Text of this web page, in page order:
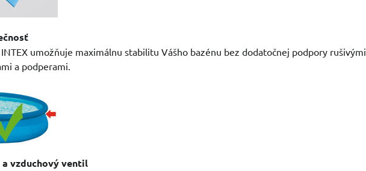
umožňuje maximálnu stabilitu Vášho bazénu bez dodatočnej podpory rušivými
a podperami.
vzduchový ventil